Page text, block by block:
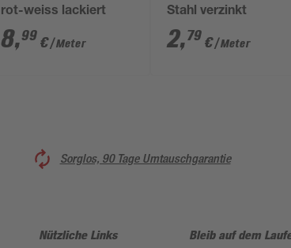
rot-weiss lackiert
8,99 €/ Meter
Stahl verzinkt
2,79 €/ Meter
Sorglos, 90 Tage Umtauschgarantie
Nützliche Links Bleib auf dem